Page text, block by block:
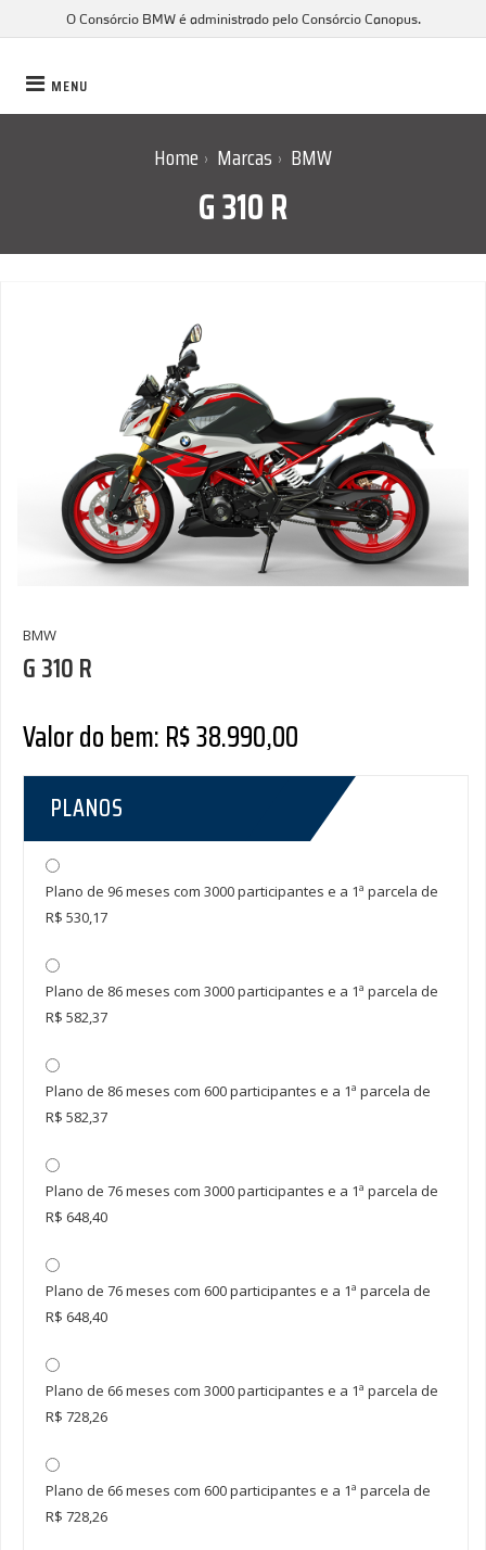
O Consórcio BMW é administrado pelo Consórcio Canopus.
MENU
Home › Marcas › BMW
G 310 R
BMW
G 310 R
Valor do bem: R$ 38.990,00
PLANOS
Plano de 96 meses com 3000 participantes e a 1ª parcela de
R$ 530,17
Plano de 86 meses com 3000 participantes e a 1ª parcela de
R$ 582,37
Plano de 86 meses com 600 participantes e a 1ª parcela de
R$ 582,37
Plano de 76 meses com 3000 participantes e a 1ª parcela de
R$ 648,40
Plano de 76 meses com 600 participantes e a 1ª parcela de
R$ 648,40
Plano de 66 meses com 3000 participantes e a 1ª parcela de
R$ 728,26
Plano de 66 meses com 600 participantes e a 1ª parcela de
R$ 728,26